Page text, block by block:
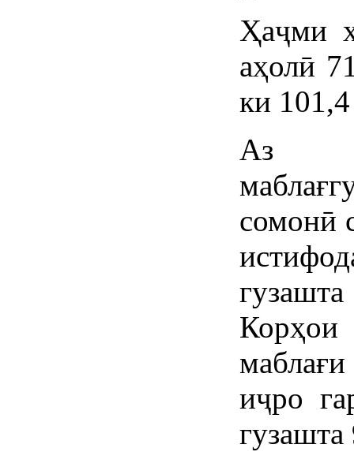
Ҳаҷми
аҳолӣ
ки
Аз
сомонӣ
Корҳои
иҷро